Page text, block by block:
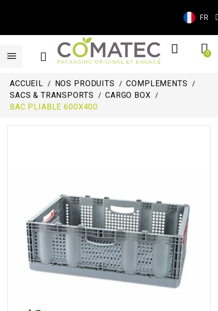
FR
ACCUEIL NOS PRODUITS
COMPLEMENTS
SACS & TRANSPORTS
CARGO BOX
BAC PLIABLE 600X400